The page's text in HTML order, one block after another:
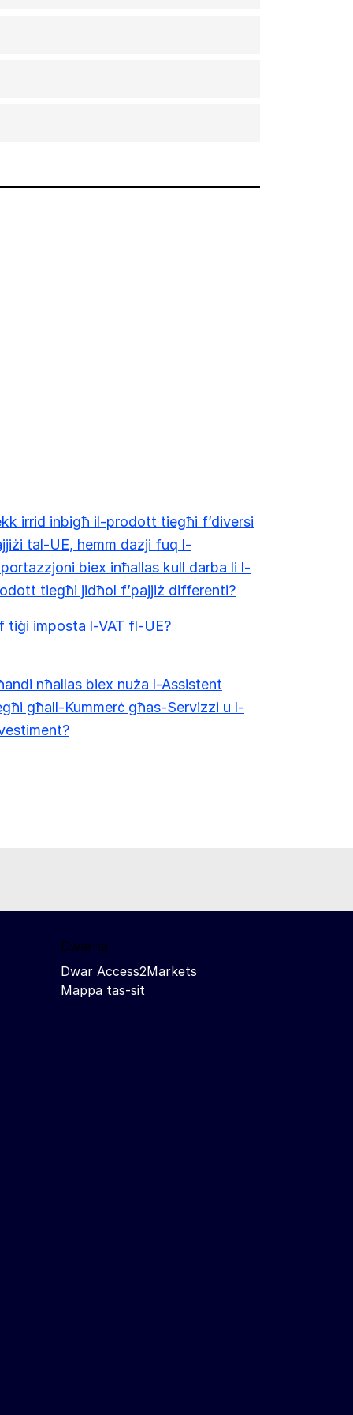
irrid inbigħ il-prodott tiegħi f’diversi
tal-UE, hemm dazji fuq l-
biex inħallas kull darba li l-
tiegħi jidħol f’pajjiż differenti?
tiġi imposta l-VAT fl-UE?
nħallas biex nuża l-Assistent
għall-Kummerċ għas-Servizzi u l-
Dwarna
Dwar Access2Markets
Mappa tas-sit